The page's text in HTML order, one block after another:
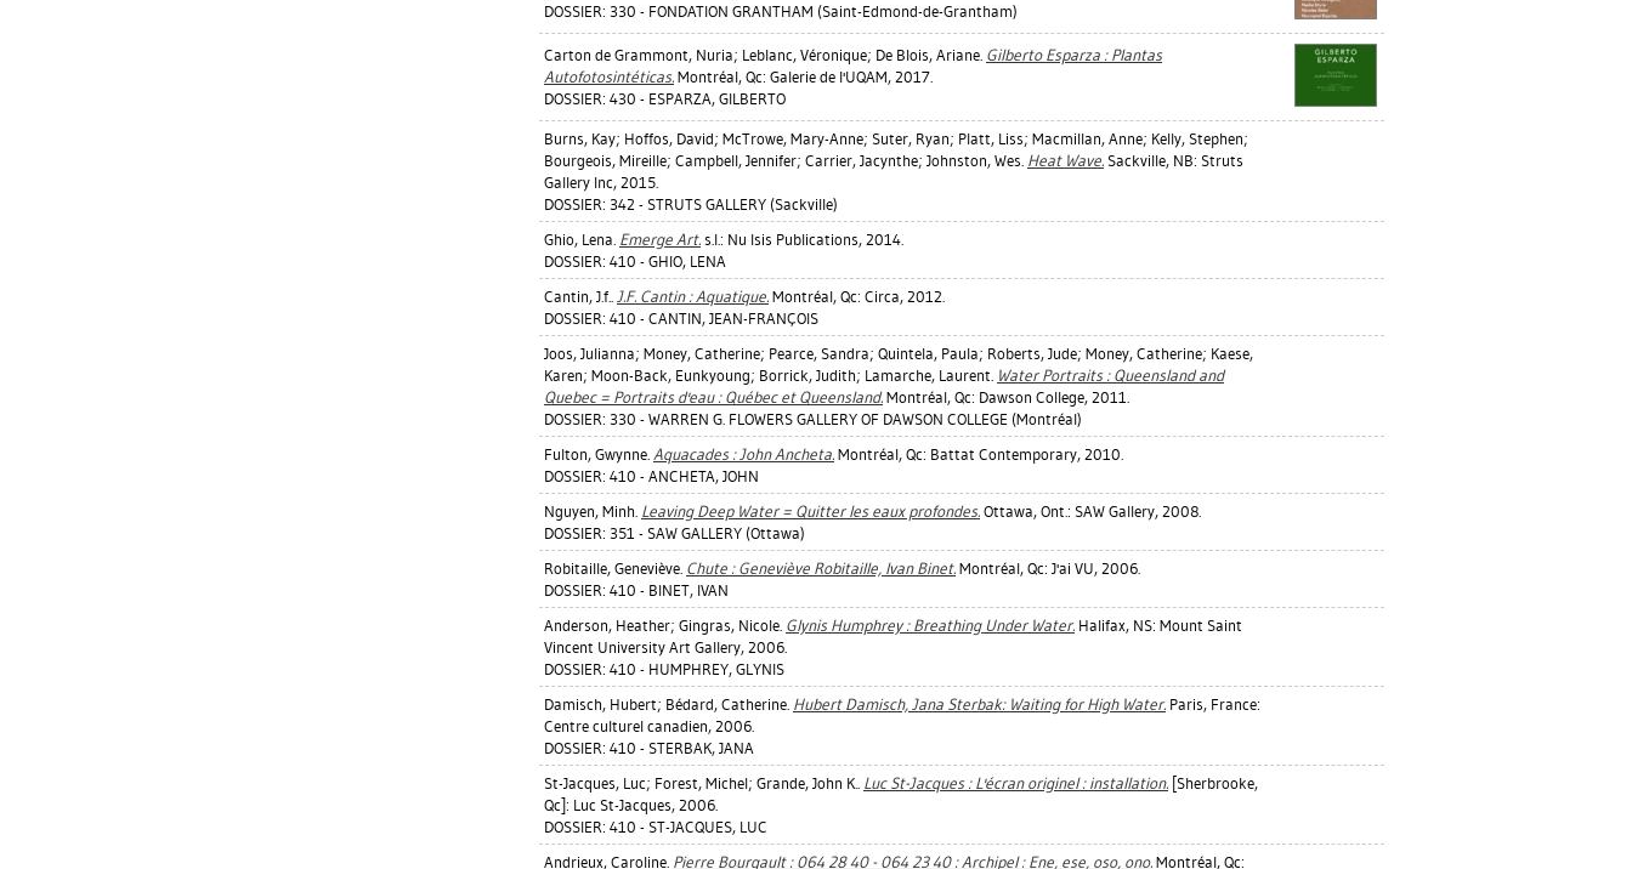
DOSSIER: 330 - FONDATION GRANTHAM (Saint-Edmond-de-Grantham)
Carton de Grammont, Nuria; Leblanc, Véronique; De Blois, Ariane. Gilberto Esparza : Plantas
Autofotosintéticas. Montréal, Qc: Galerie de l'UQAM, 2017.
DOSSIER: 430 - ESPARZA, GILBERTO
Burns, Kay; Hoffos, David; McTrowe, Mary-Anne; Suter, Ryan; Platt, Liss; Macmillan, Anne; Kelly, Stephen;
Bourgeois, Mireille; Campbell, Jennifer; Carrier, Jacynthe; Johnston, Wes. Heat Wave. Sackville, NB: Struts
Gallery Inc, 2015.
DOSSIER: 342 - STRUTS GALLERY (Sackville)
Ghio, Lena. Emerge Art. s.l.: Nu Isis Publications, 2014.
DOSSIER: 410 - GHIO, LENA
Cantin, J.f.. J.F. Cantin : Aquatique. Montréal, Qc: Circa, 2012.
DOSSIER: 410 - CANTIN, JEAN-FRANÇOIS
Joos, Julianna; Money, Catherine; Pearce, Sandra; Quintela, Paula; Roberts, Jude; Money, Catherine; Kaese,
Karen; Moon-Back, Eunkyoung; Borrick, Judith; Lamarche, Laurent. Water Portraits : Queensland and
Quebec = Portraits d'eau : Québec et Queensland. Montréal, Qc: Dawson College, 2011.
DOSSIER: 330 - WARREN G. FLOWERS GALLERY OF DAWSON COLLEGE (Montréal)
Fulton, Gwynne. Aquacades : John Ancheta. Montréal, Qc: Battat Contemporary, 2010.
DOSSIER: 410 - ANCHETA, JOHN
Nguyen, Minh. Leaving Deep Water = Quitter les eaux profondes. Ottawa, Ont.: SAW Gallery, 2008.
DOSSIER: 351 - SAW GALLERY (Ottawa)
Robitaille, Geneviève. Chute : Geneviève Robitaille, Ivan Binet. Montréal, Qc: J'ai VU, 2006.
DOSSIER: 410 - BINET, IVAN
Anderson, Heather; Gingras, Nicole. Glynis Humphrey : Breathing Under Water. Halifax, NS: Mount Saint
Vincent University Art Gallery, 2006.
DOSSIER: 410 - HUMPHREY, GLYNIS
Damisch, Hubert; Bédard, Catherine. Hubert Damisch, Jana Sterbak: Waiting for High Water. Paris, France:
Centre culturel canadien, 2006.
DOSSIER: 410 - STERBAK, JANA
St-Jacques, Luc; Forest, Michel; Grande, John K.. Luc St-Jacques : L'écran originel : installation. [Sherbrooke,
Qc]: Luc St-Jacques, 2006.
DOSSIER: 410 - ST-JACQUES, LUC
Andrieux, Caroline. Pierre Bourgault : 064 28 40 - 064 23 40 : Archipel : Ene, ese, oso, ono. Montréal, Qc: